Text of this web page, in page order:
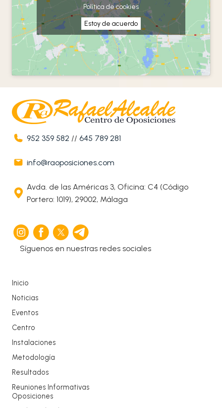
Política de cookies
Estoy de acuerdo
952 359 582 //645 789 281
info@raoposiciones.com
Avda. de las Américas 3, Oficina: C4 (Código
Portero: 1019), 29002, Málaga
Síguenos en nuestras redes sociales
Inicio
Noticias
Eventos
Centro
Instalaciones
Metodología
Resultados
Reuniones Informativas
Oposiciones